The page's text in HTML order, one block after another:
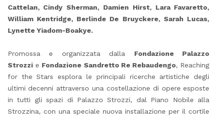
Cattelan, Cindy Sherman, Damien Hirst, Lara Favaretto,
William Kentridge, Berlinde De Bruyckere, Sarah Lucas,
Lynette Yiadom-Boakye.
Promossa e organizzata dalla Fondazione Palazzo
Strozzie Fondazione Sandretto Re Rebaudengo, Reaching
for the Stars esplora le principali ricerche artistiche degli
ultimi decenni attraverso una costellazione di opere esposte
in tutti gli spazi di Palazzo Strozzi, dal Piano Nobile alla
Strozzina, con una speciale nuova installazione per il cortile